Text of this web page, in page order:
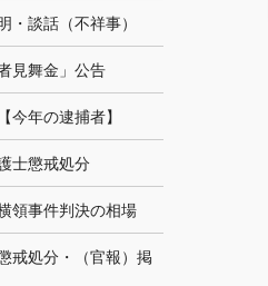
・談話（不祥事）
見舞金」公告
今年の逮捕者】
士懲戒処分
領事件判決の相場
戒処分・（官報）掲